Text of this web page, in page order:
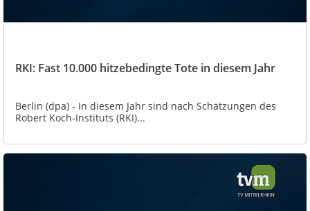
RKI: Fast 10.000 hitzebedingte Tote in diesem Jahr
Berlin (dpa) - In diesem Jahr sind nach Schätzungen des
Robert Koch-Instituts (RKI)...